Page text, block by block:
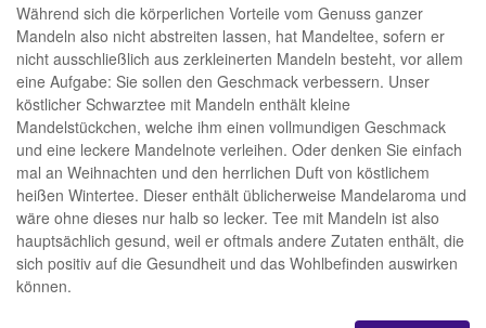
Während sich die körperlichen Vorteile vom Genuss ganzer
Mandeln also nicht abstreiten lassen, hat Mandeltee, sofern er
nicht ausschließlich aus zerkleinerten Mandeln besteht, vor allem
eine Aufgabe: Sie sollen den Geschmack verbessern. Unser
köstlicher Schwarztee mit Mandeln enthält kleine
Mandelstückchen, welche ihm einen vollmundigen Geschmack
und eine leckere Mandelnote verleihen. Oder denken Sie einfach
mal an Weihnachten und den herrlichen Duft von köstlichem
heißen Wintertee. Dieser enthält üblicherweise Mandelaroma und
wäre ohne dieses nur halb so lecker. Tee mit Mandeln ist also
hauptsächlich gesund, weil er oftmals andere Zutaten enthält, die
sich positiv auf die Gesundheit und das Wohlbefinden auswirken
können.